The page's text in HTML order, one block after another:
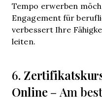
Tempo erwerben
Engagement für
verbessert Ihre
leiten.
6.
Online– Am